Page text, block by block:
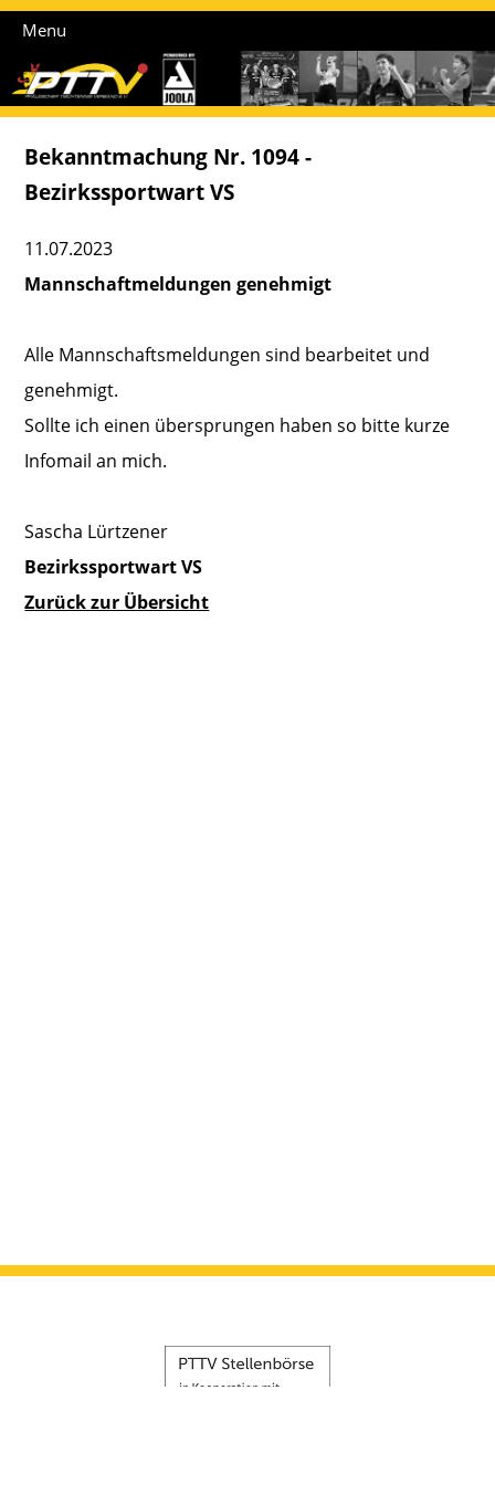
Menu
Bekanntmachung Nr. 1094 -
Bezirkssportwart VS
11.07.2023
Mannschaftmeldungen genehmigt
Alle Mannschaftsmeldungen sind bearbeitet und
genehmigt.
Sollte ich einen übersprungen haben so bitte kurze
Infomail an mich.
Sascha Lürtzener
Bezirkssportwart VS
Zurück zur Übersicht